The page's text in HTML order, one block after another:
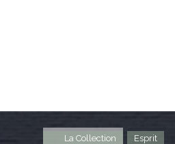
La Collection
Esprit